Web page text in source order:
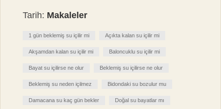
Tarih: Makaleler
1 gün beklemiş su içilir mi Açıkta kalan su içilir mi
Akşamdan kalan su içilir mi Baloncuklu su içilir mi
Bayat su içilirse ne olur Beklemiş su içilirse ne olur
Beklemiş su neden içilmez Bidondaki su bozulur mu
Damacana su kaç gün bekler Doğal su bayatlar mı